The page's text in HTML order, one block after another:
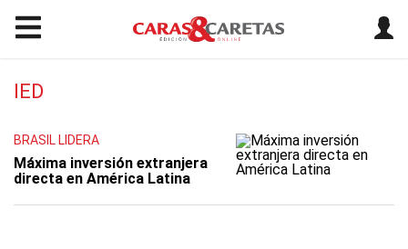
IED
BRASIL LIDERA
Máxima inversión extranjera
directa en América Latina